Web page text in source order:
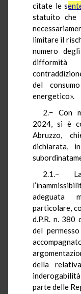
citate le s
statuito che
limitare il
numero
difformità
del
energetico».
2.− Con
2024, si è
Abruzzo,
dichiarata,
2.1.−
adeguata
particolare,
d.P.R. n.
del
della
parte delle